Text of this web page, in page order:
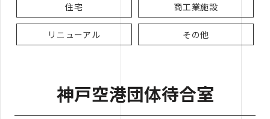
住宅 商工業施設
リニューアル その他
神戸空港団体待合室